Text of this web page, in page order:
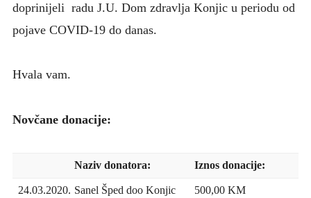
doprinijeli radu J.U. Dom zdravlja Konjic u periodu od
pojave COVID-19 do danas.
Hvala vam.
Novčane donacije:
Naziv donatora:
Iznos donacije:
24.03.2020. Sanel Šped doo Konjic
500,00 KM